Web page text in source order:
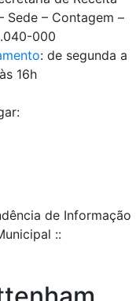
Sede – Contagem –
000
: de segunda a
16h
de Informação
::